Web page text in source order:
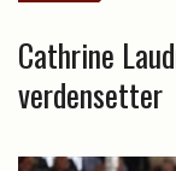
Cathrine
verdensetter